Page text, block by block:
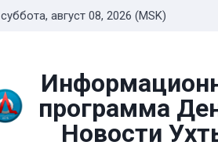
суббота, август 08, 2026 (MSK)
программа
Новости